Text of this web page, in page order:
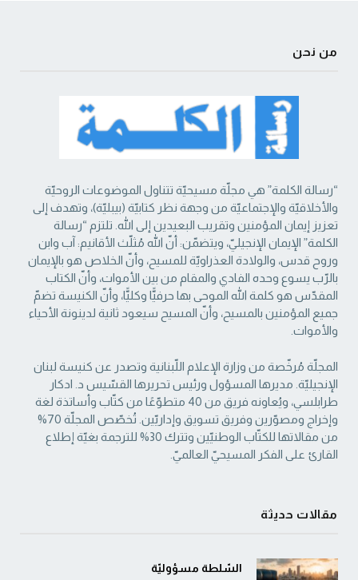
من نحن
“رسالة الكلمة” هي مجلّة مسيحيّة تتناول الموضوعات الروحيّة
والأخلاقيّة والإجتماعيّة من ‏وجهة نظر كتابيّة (بيبليّة)، وتهدف إلى
تعزيز إيمان المؤمنين وتقريب البعيدين إلى الله. تلتزم “رسالة
‏الكلمة” الإيمان الإنجيليّ، ويتضمّن: أنّ الله مُثلّث الأقانيم: آب وابن
وروح قدس، والولادة العذراويّة ‏للمسيح، وأنّ الخلاص هو بالإيمان
بالرّب يسوع وحده الفادي والمقام من بين الأموات، وأنّ الكتاب
‏المقدّس هو كلمة الله الموحى بها حرفيًّا وكليًّا، وأنّ الكنيسة تضمّ
جميع المؤمنين بالمسيح، وأنّ المسيح ‏سيعود ثانية لدينونة الأحياء
والأموات. ‏
المجلّة مُرخّصة من وزارة الإعلام اللّبنانية وتصدر عن كنيسة لبنان
الإنجيليّة. مديرها المسؤول ‏ورئيس تحريرها القسّيس د. ادكار
طرابلسي، ويُعاونه فريق من 40 متطوّعًا من كتّاب وأساتذة لغة
‏وإخراج ومصوّرين وفريق تسويق وإداريّين. تُخصّص المجلّة 70%
من مقالاتها للكتّاب الوطنيّين ‏وتترك 30% للترجمة بغيّة إطلاع
القارئ على الفكر المسيحيّ العالميّ.‏
مقالات حديثة
السّلطة مسؤوليّة